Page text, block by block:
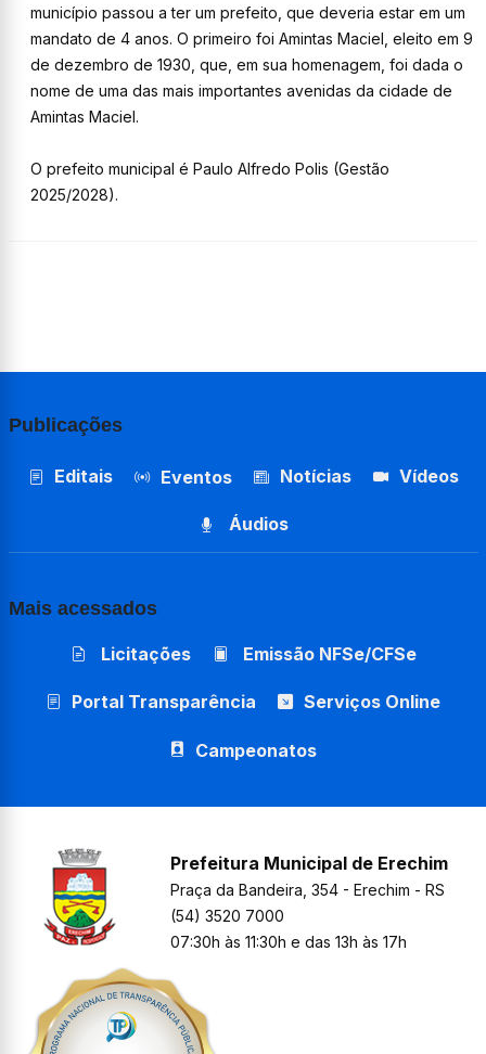
município passou a ter um prefeito, que deveria estar em um
mandato de 4 anos. O primeiro foi Amintas Maciel, eleito em 9
de dezembro de 1930, que, em sua homenagem, foi dada o
nome de uma das mais importantes avenidas da cidade de
Amintas Maciel.
O prefeito municipal é Paulo Alfredo Polis (Gestão
2025/2028).
Publicações
Editais Eventos Notícias Vídeos
Áudios
Mais acessados
Licitações Emissão NFSe/CFSe
Portal Transparência Serviços Online
Campeonatos
Prefeitura Municipal de Erechim
Praça da Bandeira, 354 - Erechim - RS
(54) 3520 7000
07:30h às 11:30h e das 13h às 17h